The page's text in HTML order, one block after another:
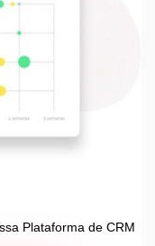
Plataforma de CRM